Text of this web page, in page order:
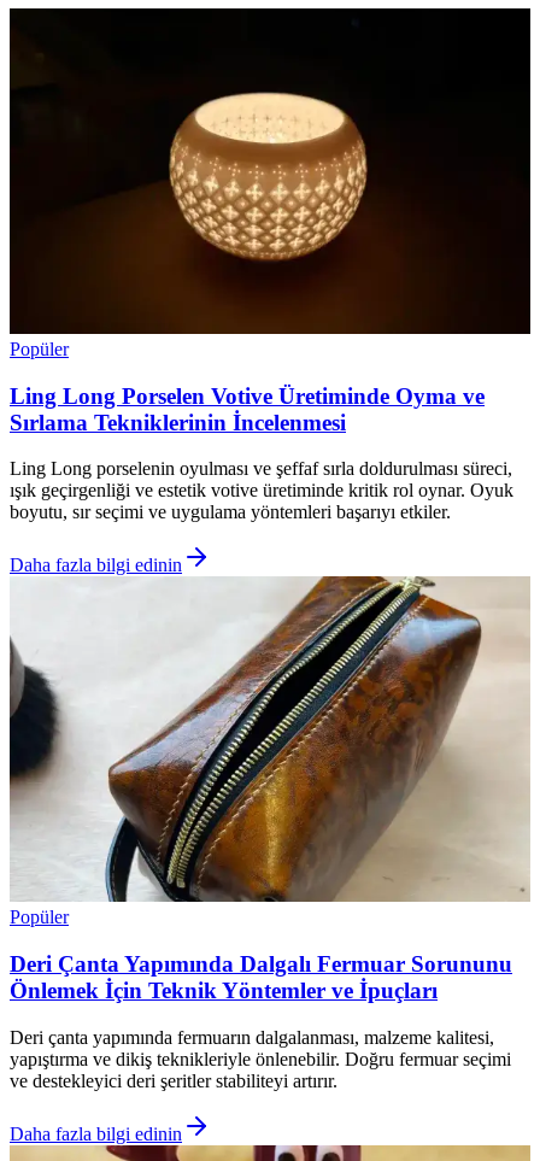
Popüler
Ling Long Porselen Votive Üretiminde Oyma ve
Sırlama Tekniklerinin İncelenmesi
Ling Long porselenin oyulması ve şeffaf sırla doldurulması süreci,
ışık geçirgenliği ve estetik votive üretiminde kritik rol oynar. Oyuk
boyutu, sır seçimi ve uygulama yöntemleri başarıyı etkiler.
Daha fazla bilgi edinin
Popüler
Deri Çanta Yapımında Dalgalı Fermuar Sorununu
Önlemek İçin Teknik Yöntemler ve İpuçları
Deri çanta yapımında fermuarın dalgalanması, malzeme kalitesi,
yapıştırma ve dikiş teknikleriyle önlenebilir. Doğru fermuar seçimi
ve destekleyici deri şeritler stabiliteyi artırır.
Daha fazla bilgi edinin